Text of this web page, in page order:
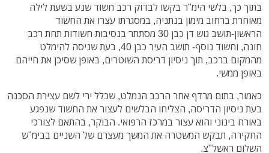
בתוך כך, בלשי הימ"ר בקשו לבדוק רכב חשוד שנע בשעת לילה
מאוחרת ברחוב מימון בנתניה, במסגרתו עצרו את החשוד
הראשון-תושב גוש דן כבן 30 מסתתר בנסיבות חשודות תחת רכב
חונה, וחשוד נוסף- תושב העיר כבן 40, בעת שניסה להימלט
מהמקום ברכב, תוך ניסיון דריסת השוטרים, באופן שסיכן את חייהם
באופן ממשי.
כאמור, בתום מרדף אחר הרכב הנמלט, שכלל ירי לשם עצירת הסכנה
בעת ניסיון הדריסה, הצליחו הבלשים לעצור את החשוד שנפגע
באורח בינוני והוא עצור במרכז הרפואי. הבוקר, בהתאם לצורכי
החקירה, תבקש המשטרה את המשך מעצרם של השניים בבימ"ש
השלום ראשל"צ.